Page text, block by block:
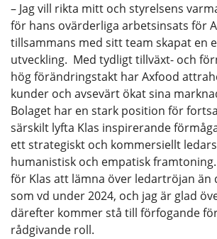
– Jag vill rikta mitt och styrelsens
för hans ovärderliga arbetsinsats för
tillsammans med sitt team skapat en
utveckling. Med tydligt tillväxt- och
hög förändringstakt har Axfood
kunder och avsevärt ökat sina
Bolaget har en stark position för
särskilt lyfta Klas inspirerande
ett strategiskt och kommersiellt
humanistisk och empatisk
för Klas att lämna över ledartröjan än
som vd under 2024, och jag är glad
därefter kommer stå till förfogande
rådgivande roll.